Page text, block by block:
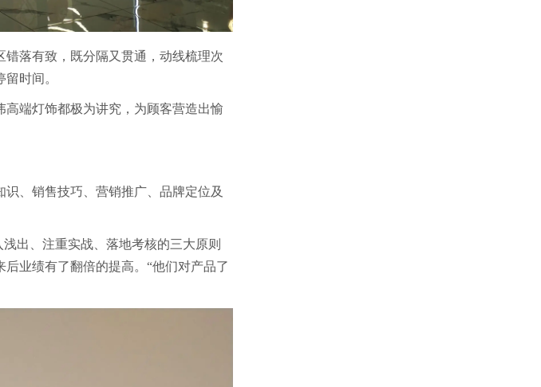
落有致，既分隔又贯通，动线梳理次
时间。
端灯饰都极为讲究，为顾客营造出愉
、销售技巧、营销推广、品牌定位及
出、注重实战、落地考核的三大原则
业绩有了翻倍的提高。“他们对产品了